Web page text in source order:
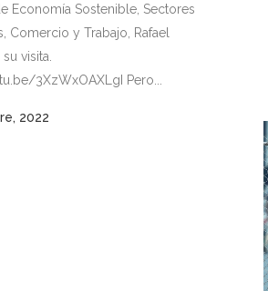
Economía Sostenible, Sectores
Comercio y Trabajo, Rafael
visita.
3XzWxOAXLgI Pero...
2022